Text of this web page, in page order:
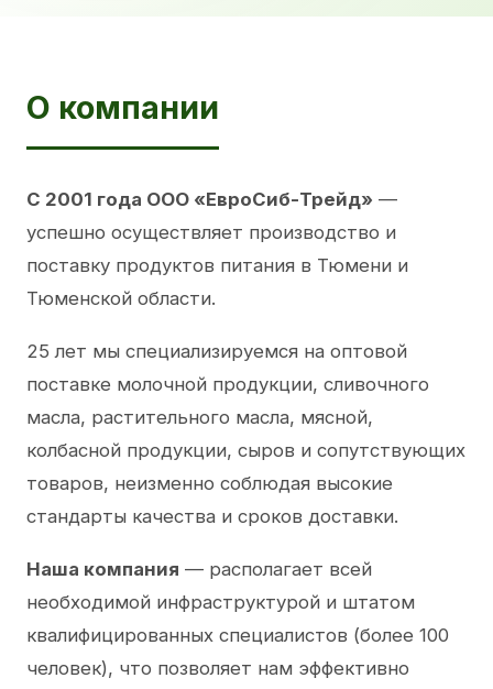
О компании
С 2001 года ООО «ЕвроСиб-Трейд» —
успешно осуществляет производство и
поставку продуктов питания в Тюмени и
Тюменской области.
25 лет мы специализируемся на оптовой
поставке молочной продукции, сливочного
масла, растительного масла, мясной,
колбасной продукции, сыров и сопутствующих
товаров, неизменно соблюдая высокие
стандарты качества и сроков доставки.
Наша компания — располагает всей
необходимой инфраструктурой и штатом
квалифицированных специалистов (более 100
человек), что позволяет нам эффективно